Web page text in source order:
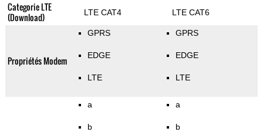
Categorie LTE
(Download)
LTE CAT4 LTE CAT6
Propriétés Modem
GPRS
EDGE
LTE
GPRS
EDGE
LTE
a
b
a
b